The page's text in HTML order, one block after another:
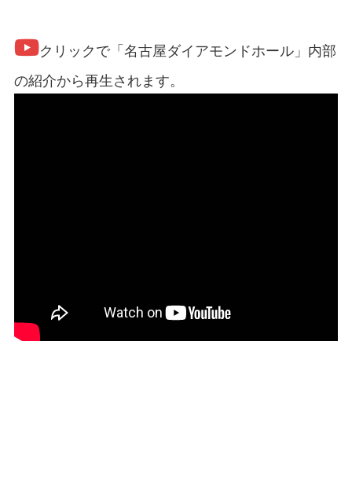
クリックで「名古屋ダイアモンドホール」内部
の紹介から再生されます。